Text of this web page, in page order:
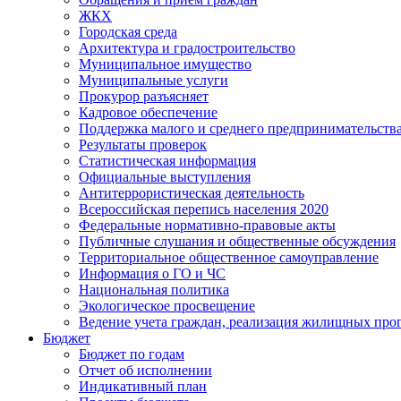
ЖКХ
Городская среда
Архитектура и градостроительство
Муниципальное имущество
Муниципальные услуги
Прокурор разъясняет
Кадровое обеспечение
Поддержка малого и среднего предпринимательства
Результаты проверок
Статистическая информация
Официальные выступления
Антитеррористическая деятельность
Всероссийская перепись населения 2020
Федеральные нормативно-правовые акты
Публичные слушания и общественные обсуждения
Территориальное общественное самоуправление
Информация о ГО и ЧС
Национальная политика
Экологическое просвещение
Ведение учета граждан, реализация жилищных
Бюджет
Бюджет по годам
Отчет об исполнении
Индикативный план